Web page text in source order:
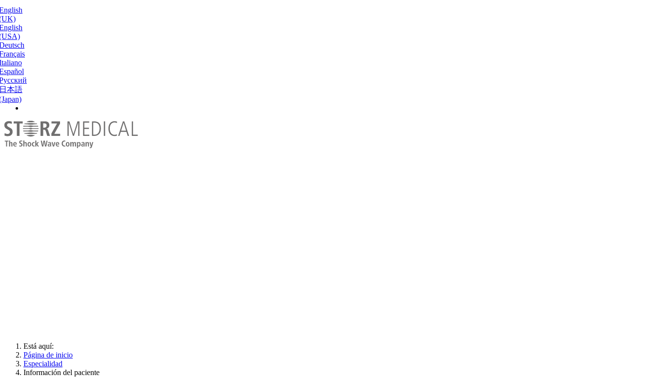
本語
Está aquí:
Página de inicio
Especialidad
Información del paciente